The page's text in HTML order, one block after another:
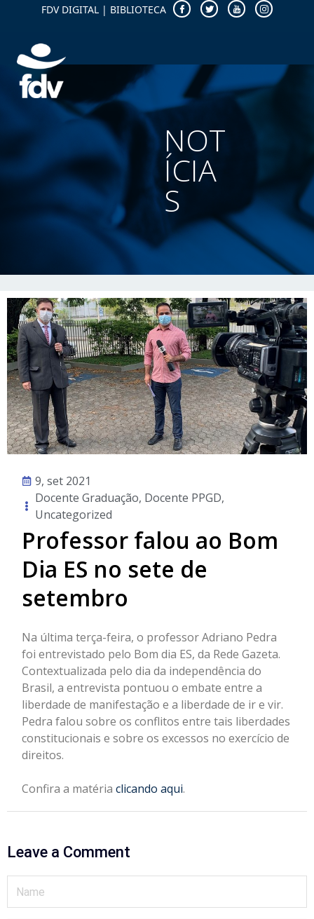
FDV DIGITAL | BIBLIOTECA
NOT
ÍCIA
S
9, set 2021
Docente Graduação, Docente PPGD,
Uncategorized
Professor falou ao Bom
Dia ES no sete de
setembro
Na última terça-feira, o professor Adriano Pedra
foi entrevistado pelo Bom dia ES, da Rede Gazeta.
Contextualizada pelo dia da independência do
Brasil, a entrevista pontuou o embate entre a
liberdade de manifestação e a liberdade de ir e vir.
Pedra falou sobre os conflitos entre tais liberdades
constitucionais e sobre os excessos no exercício de
direitos.
Confira a matériaclicando aqui.
Leave a Comment